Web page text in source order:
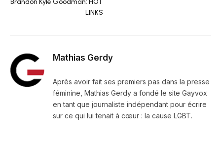
LINKS
Mathias Gerdy
Après avoir fait ses premiers pas dans la presse
féminine, Mathias Gerdy a fondé le site Gayvox
en tant que journaliste indépendant pour écrire
sur ce qui lui tenait à cœur : la cause LGBT.